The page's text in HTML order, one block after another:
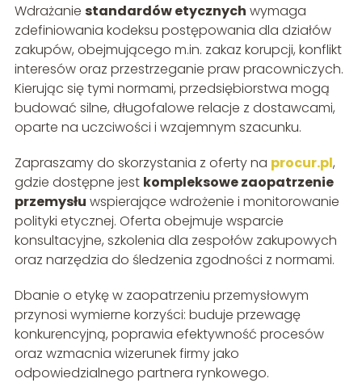
Wdrażanie standardów etycznych wymaga
zdefiniowania kodeksu postępowania dla działów
zakupów, obejmującego m.in. zakaz korupcji, konflikt
interesów oraz przestrzeganie praw pracowniczych.
Kierując się tymi normami, przedsiębiorstwa mogą
budować silne, długofalowe relacje z dostawcami,
oparte na uczciwości i wzajemnym szacunku.
Zapraszamy do skorzystania z oferty na procur.pl,
gdzie dostępne jest kompleksowe zaopatrzenie
przemysłu wspierające wdrożenie i monitorowanie
polityki etycznej. Oferta obejmuje wsparcie
konsultacyjne, szkolenia dla zespołów zakupowych
oraz narzędzia do śledzenia zgodności z normami.
Dbanie o etykę w zaopatrzeniu przemysłowym
przynosi wymierne korzyści: buduje przewagę
konkurencyjną, poprawia efektywność procesów
oraz wzmacnia wizerunek firmy jako
odpowiedzialnego partnera rynkowego.